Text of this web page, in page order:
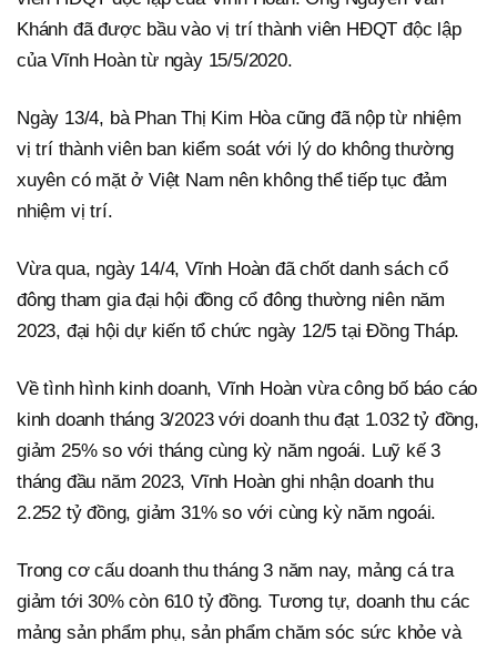
Khánh đã được bầu vào vị trí thành viên HĐQT độc lập
của Vĩnh Hoàn từ ngày 15/5/2020.
Ngày 13/4, bà Phan Thị Kim Hòa cũng đã nộp từ nhiệm
vị trí thành viên ban kiểm soát với lý do không thường
xuyên có mặt ở Việt Nam nên không thể tiếp tục đảm
nhiệm vị trí.
Vừa qua, ngày 14/4, Vĩnh Hoàn đã chốt danh sách cổ
đông tham gia đại hội đồng cổ đông thường niên năm
2023, đại hội dự kiến tổ chức ngày 12/5 tại Đồng Tháp.
Về tình hình kinh doanh, Vĩnh Hoàn vừa công bố báo cáo
kinh doanh tháng 3/2023 với doanh thu đạt 1.032 tỷ đồng,
giảm 25% so với tháng cùng kỳ năm ngoái. Luỹ kế 3
tháng đầu năm 2023, Vĩnh Hoàn ghi nhận doanh thu
2.252 tỷ đồng, giảm 31% so với cùng kỳ năm ngoái.
Trong cơ cấu doanh thu tháng 3 năm nay, mảng cá tra
giảm tới 30% còn 610 tỷ đồng. Tương tự, doanh thu các
mảng sản phẩm phụ, sản phẩm chăm sóc sức khỏe và